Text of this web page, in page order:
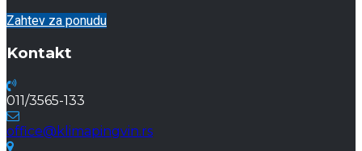
Zahtev za ponudu
Kontakt
011/3565-133
office@klimapingvin.rs